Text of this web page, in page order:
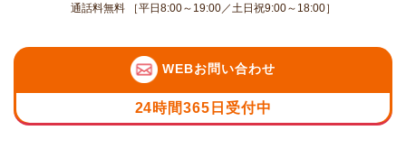
通話料無料 ［平日8:00～19:00／土日祝9:00～18:00］
WEBお問い合わせ
24時間365日受付中